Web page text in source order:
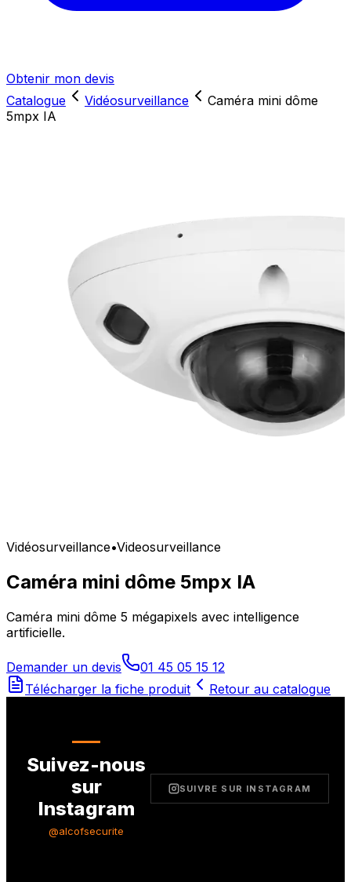
Obtenir mon devis
Catalogue
Vidéosurveillance
Caméra mini dôme
5mpx IA
Vidéosurveillance•Videosurveillance
Caméra mini dôme 5mpx IA
Caméra mini dôme 5 mégapixels avec intelligence
artificielle.
Demander un devis
01 45 05 15 12
Télécharger la fiche produit
Retour au catalogue
Suivez-nous
sur
Instagram
@alcofsecurite
SUIVRE SUR INSTAGRAM